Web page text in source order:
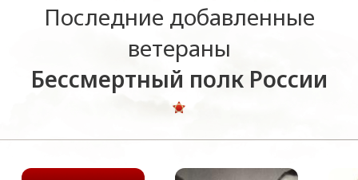
Последние добавленные
ветераны
Бессмертный полк России